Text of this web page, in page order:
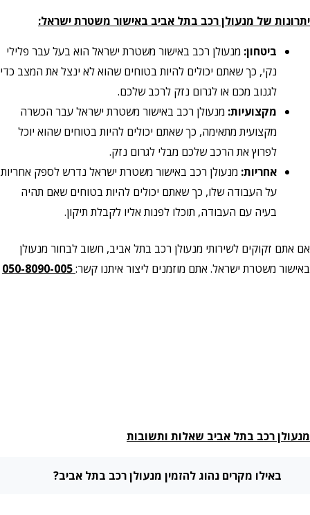
יתרונות של מנעולן רכב בתל אביב באישור משטרת ישראל:
ביטחון: מנעולן רכב באישור משטרת ישראל הוא בעל עבר פלילי
נקי, כך שאתם יכולים להיות בטוחים שהוא לא ינצל את המצב כדי
לגנוב מכם או לגרום נזק לרכב שלכם.
מקצועיות: מנעולן רכב באישור משטרת ישראל עבר הכשרה
מקצועית מתאימה, כך שאתם יכולים להיות בטוחים שהוא יוכל
לפרוץ את הרכב שלכם מבלי לגרום נזק.
אחריות: מנעולן רכב באישור משטרת ישראל נדרש לספק אחריות
על העבודה שלו, כך שאתם יכולים להיות בטוחים שאם תהיה
בעיה עם העבודה, תוכלו לפנות אליו לקבלת תיקון.
אם אתם זקוקים לשירותי מנעולן רכב בתל אביב, חשוב לבחור מנעולן
באישור משטרת ישראל. אתם מוזמנים ליצור איתנו קשר:
מנעולן רכב בתל אביב שאלות ותשובות
באילו מקרים נהוג להזמין מנעולן רכב בתל אביב?